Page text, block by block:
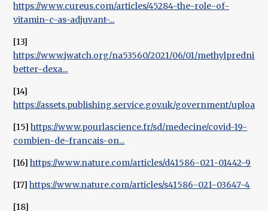
https://www.cureus.com/articles/45284-the-role-of-
vitamin-c-as-adjuvant-...
[13]
https://www.jwatch.org/na53560/2021/06/01/
better-dexa...
[14]
https://assets.publishing.service.gov.uk/government/uploads/
[15]https://www.pourlascience.fr/sd/medecine/covid-19-
combien-de-francais-on...
[16]https://www.nature.com/articles/d41586-021-01442-9
[17]https://www.nature.com/articles/s41586-021-03647-4
[18]